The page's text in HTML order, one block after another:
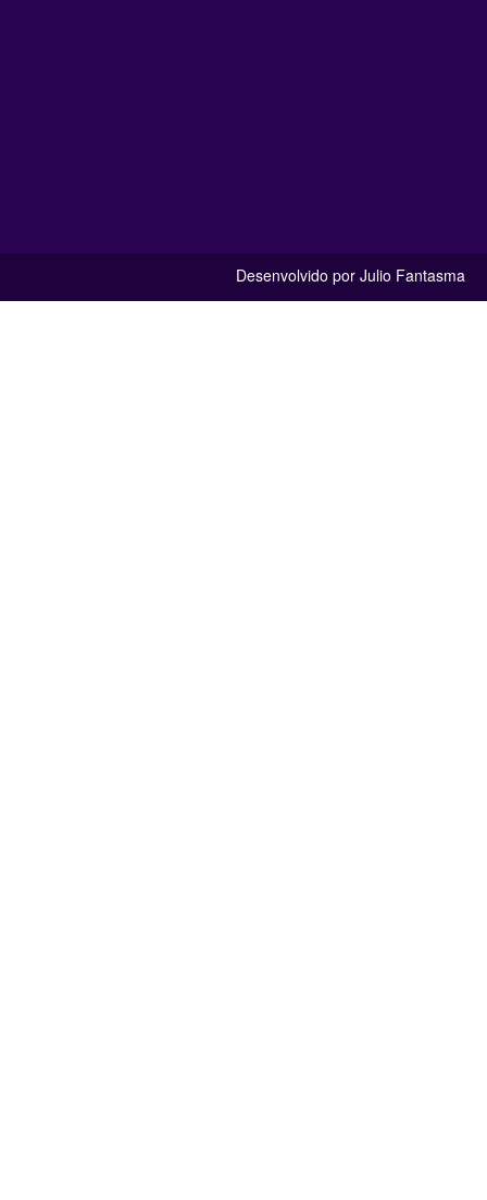
Desenvolvido por Julio Fantasma